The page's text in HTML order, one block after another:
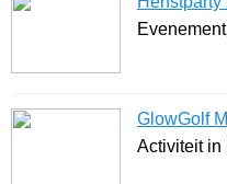
GlowGolf
Activiteit in